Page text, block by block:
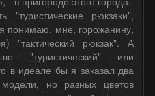
рюкзаки",
понимаю, мне, горожанину,
"тактический рюкзак". А
"туристический" или
в идеале бы я заказал два
но разных цветов